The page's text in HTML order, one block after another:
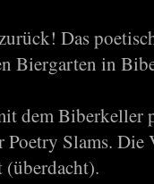
Das
Biergarten in
dem Biberkeller
Slams. Die
(überdacht).